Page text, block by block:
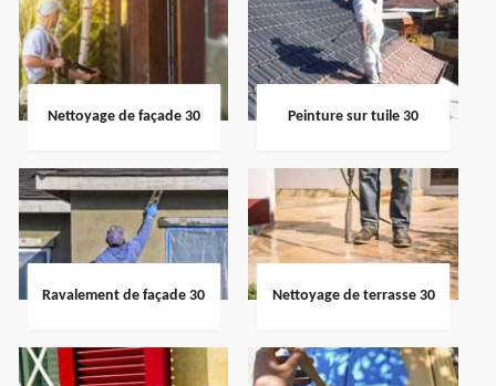
Nettoyage de façade 30 Peinture sur tuile 30
Ravalement de façade 30 Nettoyage de terrasse 30